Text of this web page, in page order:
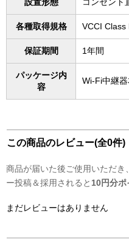
各種取得規格 VCCI Class
保証期間 1年間
パッケージ内
容
Wi-Fi中継
この商品のレビュー(全0件)
商品が届いた後ご使用いただき、
ー投稿＆採用されると 10円分ポ
まだレビューはありません